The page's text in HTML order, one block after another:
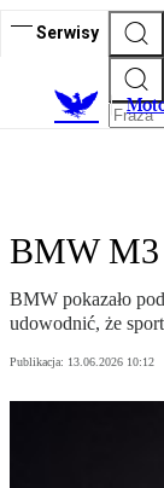
Serwisy
M
BMW M3
BMW pokazało
udowodnić, że
Publikacja: 13.06.2026 10:12